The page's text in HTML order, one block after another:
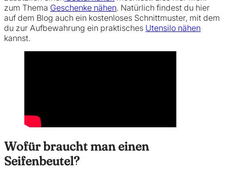
zum Thema Geschenke nähen. Natürlich findest du hier
auf dem Blog auch ein kostenloses Schnittmuster, mit dem
du zur Aufbewahrung ein praktisches Utensilo nähen
kannst.
Wofür braucht man einen
Seifenbeutel?